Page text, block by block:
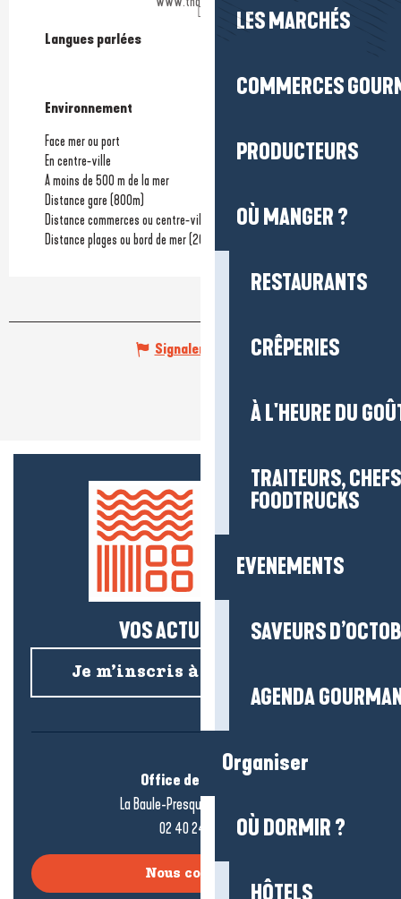
LES MARCHÉS
COMMERCES
PRODUCTEURS
OÙ MANGER ?
RESTAURANTS
CRÊPERIES
À L'HEURE DU
TRAITEURS,
FOODTRUCKS
EVENEMENTS
SAVEURS
AGENDA
Organiser
OÙ DORMIR ?
HÔTELS
Langues parlées
Langues parlées
Environnement
Environnement
Face mer ou port
En centre-ville
A moins de 500 m de la mer
Distance gare (800m)
Distance commerces ou centre-ville
(700m)
Distance plages ou bord de mer (200m)
Signaler une erreur
VOS ACTUS SALÉES !
Je m’inscris à la newsletter
Office de tourisme
La Baule-Presqu’île de Guérande
02 40 24 34 44
Nous contacter